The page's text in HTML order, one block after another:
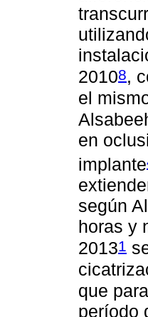
20108,
el
en
implante
según
horas y
20131
que
período